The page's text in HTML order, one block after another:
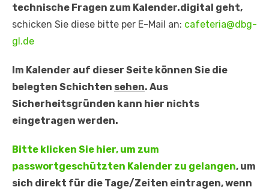
technische Fragen zum Kalender.digital geht,
schicken Sie diese bitte per E-Mail an: cafeteria@dbg-
gl.de
Im Kalender auf dieser Seite können Sie die
belegten Schichten sehen. Aus
Sicherheitsgründen kann hier nichts
eingetragen werden.
Bitte klicken Sie hier, um zum
passwortgeschützten Kalender zu gelangen, um
sich direkt für die Tage/Zeiten eintragen, wenn